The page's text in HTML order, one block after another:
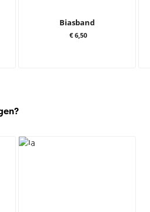
Biasband
€ 6,50